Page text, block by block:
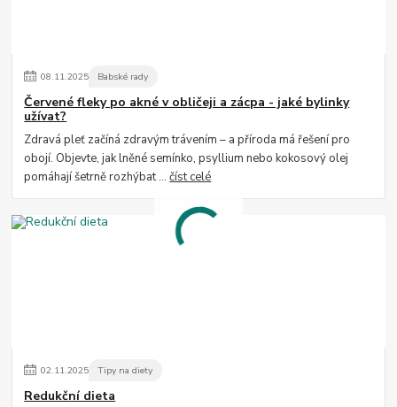
08.11.2025 Babské rady
Červené fleky po akné v obličeji a zácpa - jaké bylinky
užívat?
Zdravá pleť začíná zdravým trávením – a příroda má řešení pro
obojí. Objevte, jak lněné semínko, psyllium nebo kokosový olej
pomáhají šetrně rozhýbat ...číst celé
02.11.2025 Tipy na diety
Redukční dieta